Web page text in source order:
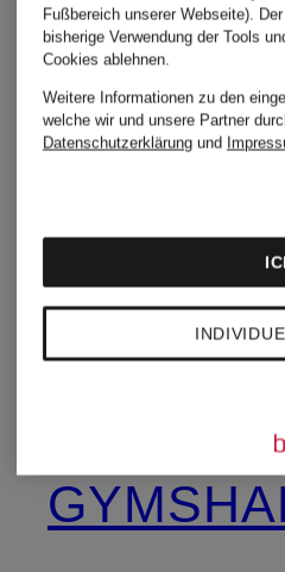
SCHMITT
GOOSE
Fußbereich unserer Webseite).
bisherige Verwendung der Tools
Cookies ablehnen.
Weitere Informationen zu den
welche wir und unsere Partner
Datenschutzerklärung und